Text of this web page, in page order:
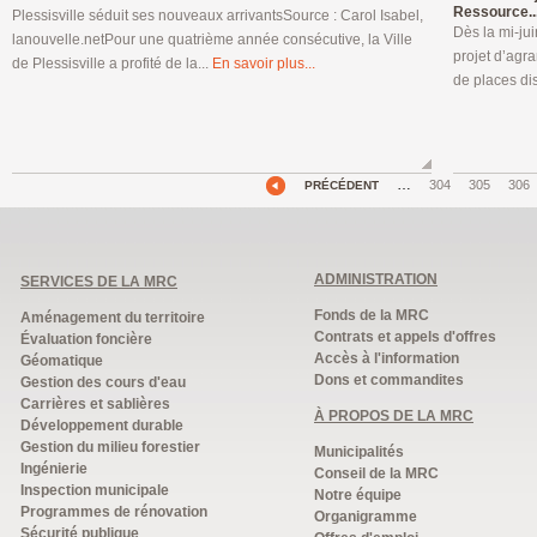
Plessisville séduit ses nouveaux arrivantsSource : Carol Isabel,
lanouvelle.netPour une quatrième année consécutive, la Ville
de Plessisville a profité de la... En savoir plus...
Dès la mi-
projet
de places
PRÉCÉDENT … 304 305 306
SERVICES DE LA MRC
Aménagement du territoire
Évaluation foncière
Géomatique
Gestion des cours d'eau
Carrières et sablières
Développement durable
Gestion du milieu forestier
Ingénierie
Inspection municipale
Programmes de rénovation
Sécurité publique
ADMINISTRATION
Fonds de la MRC
Contrats et appels d'offres
Accès à l'information
Dons et commandites
À PROPOS DE LA MRC
Municipalités
Conseil de la MRC
Notre équipe
Organigramme